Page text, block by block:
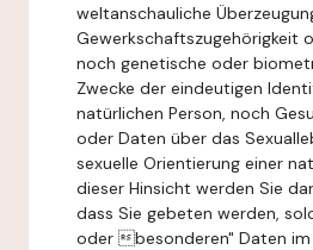
weltanschauliche
Gewerkschaftszugehörigkeit
noch genetische oder
Zwecke der eindeutigen
natürlichen Person, noch
oder Daten über das
sexuelle Orientierung einer
dieser Hinsicht werden Sie
dass Sie gebeten werden,
oder besonderen" Daten im